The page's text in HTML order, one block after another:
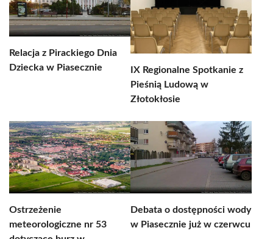
Relacja z Pirackiego Dnia
Dziecka w Piasecznie
IX Regionalne Spotkanie z
Pieśnią Ludową w
Złotokłosie
Ostrzeżenie
meteorologiczne nr 53
Debata o dostępności wody
w Piasecznie już w czerwcu